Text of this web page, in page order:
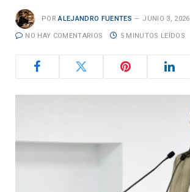
POR ALEJANDRO FUENTES JUNIO 3, 2026
NO HAY COMENTARIOS 5 MINUTOS LEÍDOS